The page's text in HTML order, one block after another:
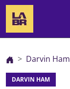
Darvin Ham
DARVIN HAM